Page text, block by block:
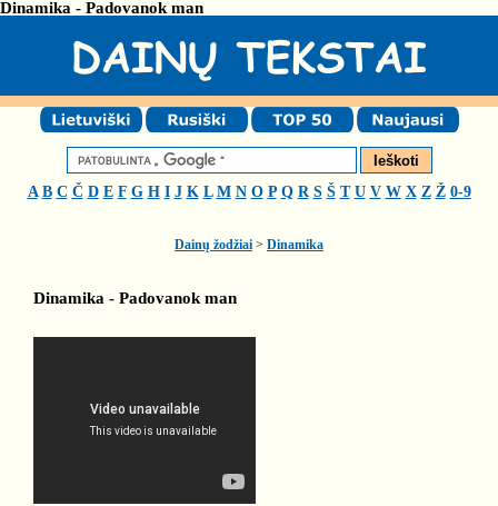
Dinamika - Padovanok man
A B C Č D E F G H I J K L M N O P Q R S Š T U V W X Z Ž 0-9
Dainų žodžiai > Dinamika
Dinamika - Padovanok man